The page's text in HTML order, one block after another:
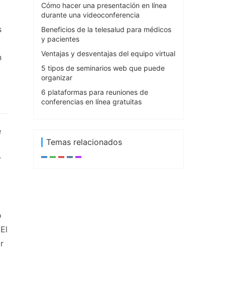
Cómo hacer una presentación en línea
durante una videoconferencia
Beneficios de la telesalud para médicos
y pacientes
Ventajas y desventajas del equipo virtual
5 tipos de seminarios web que puede
organizar
6 plataformas para reuniones de
conferencias en línea gratuitas
Temas relacionados